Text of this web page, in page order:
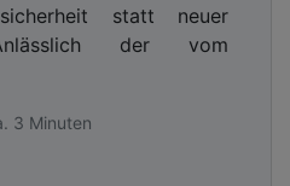
statt neuer
der vom
3 Minuten